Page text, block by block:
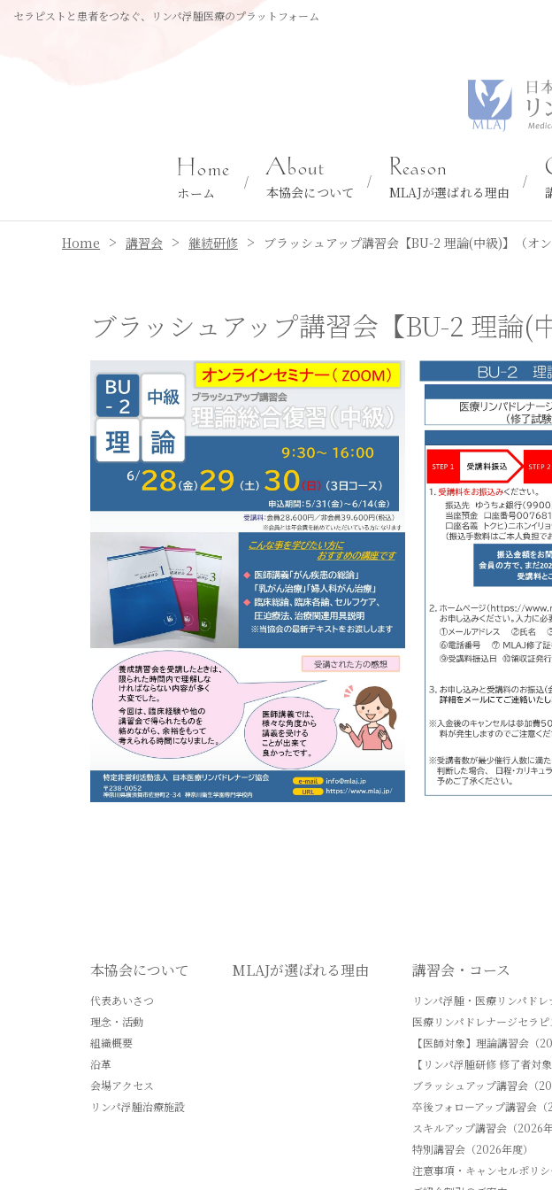
セラピストと患者をつなぐ、リンパ浮腫医療のプラットフォーム
ホーム
Home
本協会について
About
MLAJが選ばれる理由
Reason
Home > 講習会 > 継続研修 > ブラッシュアップ講習会【BU-2 理論(中級)】（オン
ブラッシュアップ講習会【BU-2 理論(
本協会について
代表あいさつ
理念・活動
組織概要
沿革
会場アクセス
リンパ浮腫治療施設
MLAJが選ばれる理由 講習会・コース
リンパ浮腫・医療リンパド
医療リンパドレナージセラ
【医師対象】理論講習会（
【リンパ浮腫研修 修了者対
ブラッシュアップ講習会（
卒後フォローアップ講習会（
スキルアップ講習会（2026年
特別講習会（2026年度）
注意事項・キャンセルポリシ